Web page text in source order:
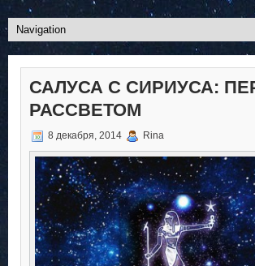
САЛУСА С СИРИУСА:
РАССВЕТОМ
8 декабря, 2014 Rina